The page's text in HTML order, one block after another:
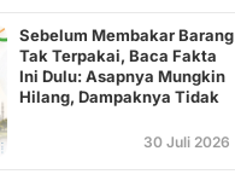
Sebelum Membakar Barang
Tak Terpakai, Baca Fakta
Ini Dulu: Asapnya Mungkin
Hilang, Dampaknya Tidak
30 Juli 2026